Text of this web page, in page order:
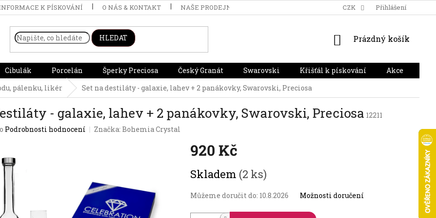
K PÍSKOVÁNÍ O NÁS & KONTAKT NAŠE PRODEJNA HODNOCENÍ OBCHODU
CZK Přihlášení
HLEDAT
NÁKUPNÍ
Prázdný košík
Cibulák Porcelán Šperky Preciosa Český Granát Swarovski Křišťál k pískování Akce
pálenku, likér Set na destiláty - galaxie, lahev + 2 panákovky, Swarovski, Preciosa
- galaxie, lahev + 2 panákovky, Swarovski, Preciosa 12211
Podrobnosti hodnocení Značka:Bohemia Crystal
920 Kč
cena:
Skladem (2 ks)
Můžeme doručit do: 10.8.2026 Možnosti doručení